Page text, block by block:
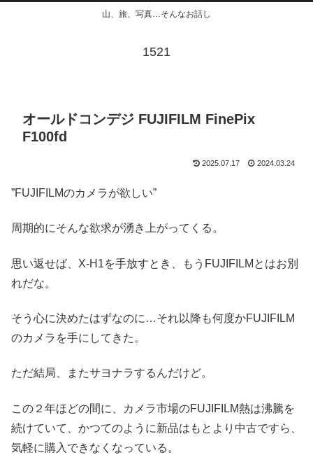
山、旅、写真…そんなお話し
1521
オールドコンデジ FUJIFILM FinePix
F100fd
2025.07.17 2024.03.24
”FUJIFILMのカメラが欲しい”
周期的にそんな欲求が湧き上がってくる。
思い返せば、X-H1を手放すとき、もうFUJIFILMとはお別
れだな。
そう心に決めたはずなのに…それ以降も何度かFUJIFILM
のカメラを手にしてきた。
ただ結局、またサヨナラするんだけど。
この２年ほどの間に、カメラ市場のFUJIFILM熱は沸騰を
続けていて、かつてのように新品はもとより中古ですら、
気軽に購入できなくなっている。